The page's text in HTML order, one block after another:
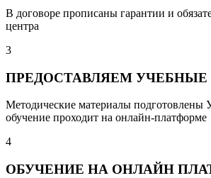
В договоре прописаны гарантии и
центра
3
ПРЕДОСТАВЛЯЕМ
Методические материалы подготовлены
обучение проходит на онлайн-платформе
4
ОБУЧЕНИЕ НА ОНЛАЙН